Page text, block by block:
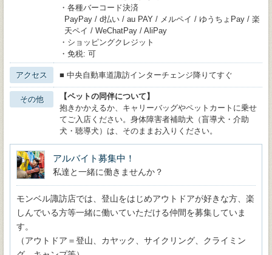
・各種バーコード決済
PayPay / d払い / au PAY / メルペイ / ゆうちょPay / 楽
天ペイ / WeChatPay / AliPay
・ショッピングクレジット
・免税: 可
アクセス ■ 中央自動車道諏訪インターチェンジ降りてすぐ
その他
【ペットの同伴について】
抱きかかえるか、キャリーバッグやペットカートに乗せ
てご入店ください。身体障害者補助犬（盲導犬・介助
犬・聴導犬）は、そのままお入りください。
アルバイト募集中！
私達と一緒に働きませんか？
モンベル諏訪店では、登山をはじめアウトドアが好きな方、楽
しんでいる方等一緒に働いていただける仲間を募集していま
す。
（アウトドア＝登山、カヤック、サイクリング、クライミン